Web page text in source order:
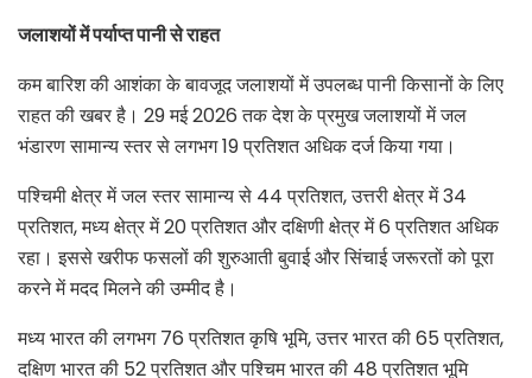
जलाशयों में पर्याप्त पानी से राहत
कम बारिश की आशंका के बावजूद जलाशयों में उपलब्ध पानी किसानों के लिए
राहत की खबर है। 29 मई 2026 तक देश के प्रमुख जलाशयों में जल
भंडारण सामान्य स्तर से लगभग 19 प्रतिशत अधिक दर्ज किया गया।
पश्चिमी क्षेत्र में जल स्तर सामान्य से 44 प्रतिशत, उत्तरी क्षेत्र में 34
प्रतिशत, मध्य क्षेत्र में 20 प्रतिशत और दक्षिणी क्षेत्र में 6 प्रतिशत अधिक
रहा। इससे खरीफ फसलों की शुरुआती बुवाई और सिंचाई जरूरतों को पूरा
करने में मदद मिलने की उम्मीद है।
मध्य भारत की लगभग 76 प्रतिशत कृषि भूमि, उत्तर भारत की 65 प्रतिशत,
दक्षिण भारत की 52 प्रतिशत और पश्चिम भारत की 48 प्रतिशत भूमि